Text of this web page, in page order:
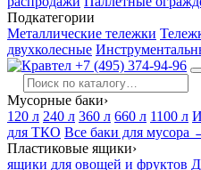
Подкатегории
Металлические тележки
двухколесные
+7 (495) 374-94-96
Мусорные баки›
120 л 240 л 360 л 660 л 1100 л
для ТКО Все баки для мусора
Пластиковые ящики›
ящики для овощей и фруктов